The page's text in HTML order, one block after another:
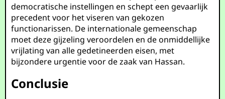
democratische instellingen en schept een gevaarlijk
precedent voor het viseren van gekozen
functionarissen. De internationale gemeenschap
moet deze gijzeling veroordelen en de onmiddellijke
vrijlating van alle gedetineerden eisen, met
bijzondere urgentie voor de zaak van Hassan.
Conclusie